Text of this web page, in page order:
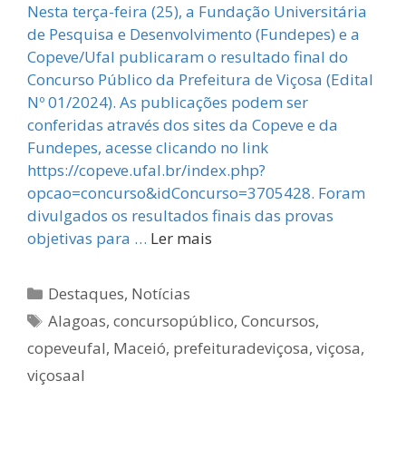
Nesta terça-feira (25), a Fundação Universitária
de Pesquisa e Desenvolvimento (Fundepes) e a
Copeve/Ufal publicaram o resultado final do
Concurso Público da Prefeitura de Viçosa (Edital
Nº 01/2024). As publicações podem ser
conferidas através dos sites da Copeve e da
Fundepes, acesse clicando no link
https://copeve.ufal.br/index.php?
opcao=concurso&idConcurso=3705428. Foram
divulgados os resultados finais das provas
objetivas para … Ler mais
Categorias
Destaques, Notícias
Tags
Alagoas,concursopúblico,Concursos,
copeveufal, Maceió, prefeituradeviçosa, viçosa,
viçosaal